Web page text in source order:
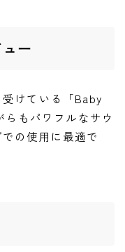
ー
けている「Baby
もパワフルなサウ
の使用に最適で